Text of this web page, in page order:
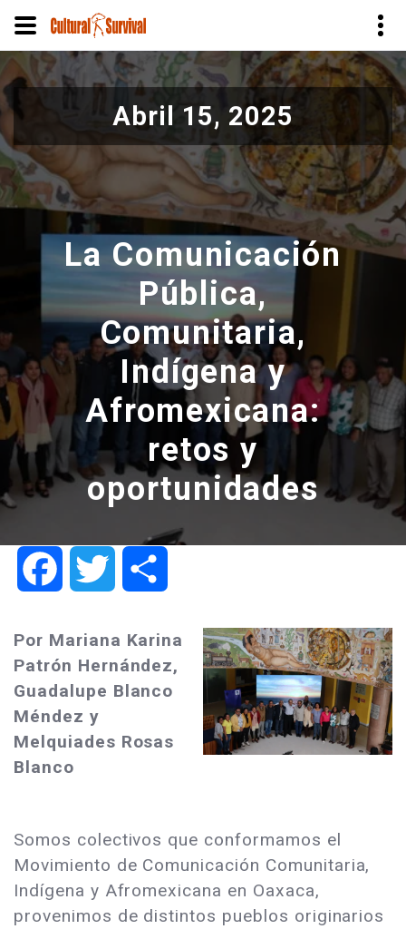
Pasar
al
contenido
principal
Abril 15, 2025
La Comunicación
Pública,
Comunitaria,
Indígena y
Afromexicana:
retos y
oportunidades
FacebookTwitter
Por Mariana Karina
Patrón Hernández,
Guadalupe Blanco
Méndez y
Melquiades Rosas
Blanco
Somos colectivos que conformamos el
Movimiento de Comunicación Comunitaria,
Indígena y Afromexicana en Oaxaca,
provenimos de distintos pueblos originarios